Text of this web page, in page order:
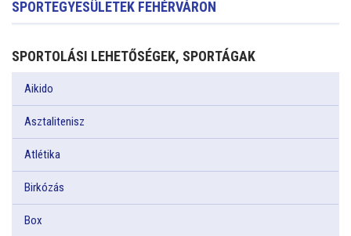
SPORTEGYESÜLETEK FEHÉRVÁRON
SPORTOLÁSI LEHETŐSÉGEK, SPORTÁGAK
Aikido
Asztalitenisz
Atlétika
Birkózás
Box